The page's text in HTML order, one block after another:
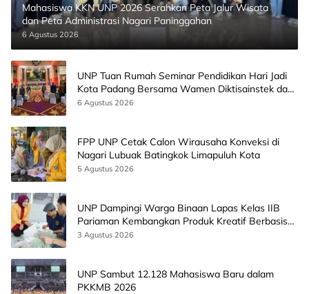
Mahasiswa KKN UNP 2026 Serahkan Peta Jalur Wisata
dan Peta Administrasi Nagari Paninggahan
6 Agustus 2026
UNP Tuan Rumah Seminar Pendidikan Hari Jadi
Kota Padang Bersama Wamen Diktisainstek dan
CEO EMGS Malaysia
6 Agustus 2026
FPP UNP Cetak Calon Wirausaha Konveksi di
Nagari Lubuak Batingkok Limapuluh Kota
5 Agustus 2026
UNP Dampingi Warga Binaan Lapas Kelas IIB
Pariaman Kembangkan Produk Kreatif Berbasis
AI
3 Agustus 2026
UNP Sambut 12.128 Mahasiswa Baru dalam
PKKMB 2026